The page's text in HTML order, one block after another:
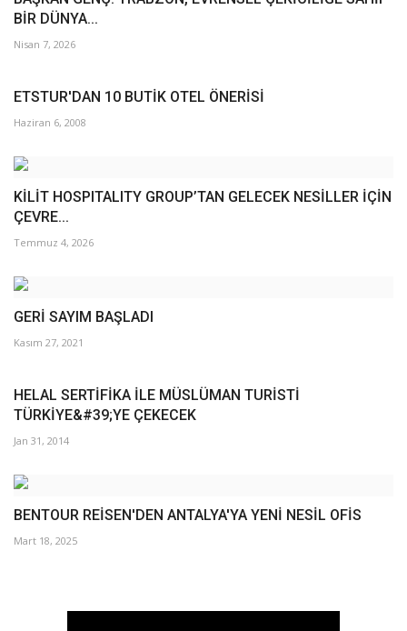
BİR DÜNYA...
Nisan 7, 2026
ETSTUR'DAN 10 BUTİK OTEL ÖNERİSİ
Haziran 6, 2008
KİLİT HOSPITALITY GROUP’TAN GELECEK NESİLLER İÇİN
ÇEVRE...
Temmuz 4, 2026
GERİ SAYIM BAŞLADI
Kasım 27, 2021
HELAL SERTİFİKA İLE MÜSLÜMAN TURİSTİ
TÜRKİYE&#39;YE ÇEKECEK
Jan 31, 2014
BENTOUR REİSEN'DEN ANTALYA'YA YENİ NESİL OFİS
Mart 18, 2025